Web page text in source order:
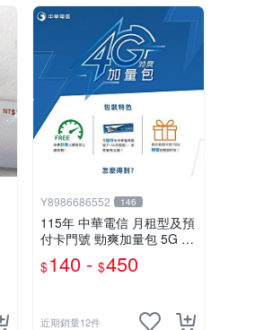
Y8986686552 146
115年 中華電信 月租型及預
付卡門號 勁爽加量包 5G 7
G 9G 30天無線上網
$140 - $450
近期銷量12件